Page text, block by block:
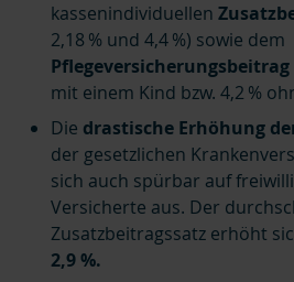
kassenindividuellen
2,18 % und 4,4 %) sowie dem
Pflegeversicherungsbeitrag
mit einem Kind bzw. 4,2 %
Die drastische Erhöhung
der gesetzlichen
sich auch spürbar auf
Versicherte aus. Der
Zusatzbeitragssatz erhöht
2,9 %.